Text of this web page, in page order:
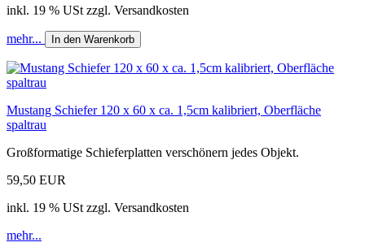
inkl. 19 % USt zzgl. Versandkosten
mehr... In den Warenkorb
Mustang Schiefer 120 x 60 x ca. 1,5cm kalibriert, Oberfläche
spaltrau
Großformatige Schieferplatten verschönern jedes Objekt.
59,50 EUR
inkl. 19 % USt zzgl. Versandkosten
mehr...